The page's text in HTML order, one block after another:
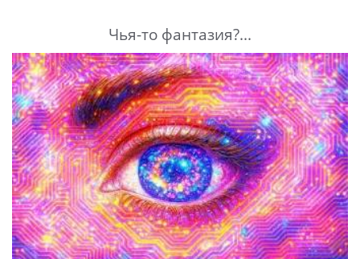
Чья-то фантазия?...